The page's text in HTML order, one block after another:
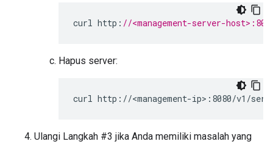
curl http : //<management-server-
Hapus server:
Ulangi Langkah #3 jika Anda memiliki masalah yang